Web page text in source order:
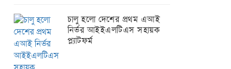
চালু হলো দেশের প্রথম এআই
নির্ভর আইইএলটিএস সহায়ক
প্ল্যাটফর্ম